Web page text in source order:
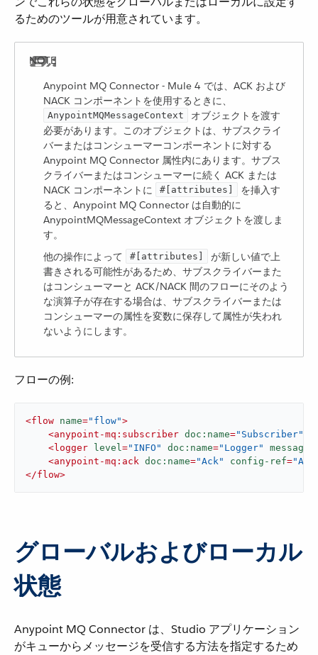
るためのツールが用意されています。
Anypoint MQ Connector - Mule 4 では、ACK および
NACK コンポーネントを使用するときに、​
AnypointMQMessageContext
​ オブジェクトを渡す
必要があります。このオブジェクトは、サブスクライ
バーまたはコンシューマーコンポーネントに対する
Anypoint MQ Connector 属性内にあります。サブス
クライバーまたはコンシューマーに続く ACK または
NACK コンポーネントに ​
#[attributes]
​ を挿入す
ると、Anypoint MQ Connector は自動的に
AnypointMQMessageContext オブジェクトを渡しま
す。
他の操作によって ​
#[attributes]
​ が新しい値で上
書きされる可能性があるため、サブスクライバーまた
はコンシューマーと ACK/NACK 間のフローにそのよう
な演算子が存在する場合は、サブスクライバーまたは
コンシューマーの属性を変数に保存して属性が失われ
ないようにします。
フローの例:
<flow name="flow">
<anypoint-mq:subscriber doc:name="Subscriber"
<logger level="INFO" doc:name="Logger" message
<anypoint-mq:ack doc:name="Ack" config-ref=
</flow>
グローバルおよびローカル
状態
Anypoint MQ Connector は、Studio アプリケーション
がキューからメッセージを受信する方法を指定するため